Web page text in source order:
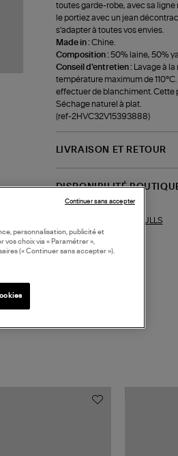
toutes garde-robe, avec sa
le portiez avec un jean
s'adapter à toutes vos envies.
Made in :Chine.
Composition :50% laine, 50%
Conseil d'entretien :
Lavage à
température maximum de
effectuer de blanchiment. Cette
Séchage naturel à plat.
(ref-2HVC32V15393888)
LIVRAISON ET RETOUR
DISPONIBILITÉ
PULLS
personnalisation, publicité et
choix via « Paramétrer »,
(« Continuer sans accepter »).
Continuer sans accepter